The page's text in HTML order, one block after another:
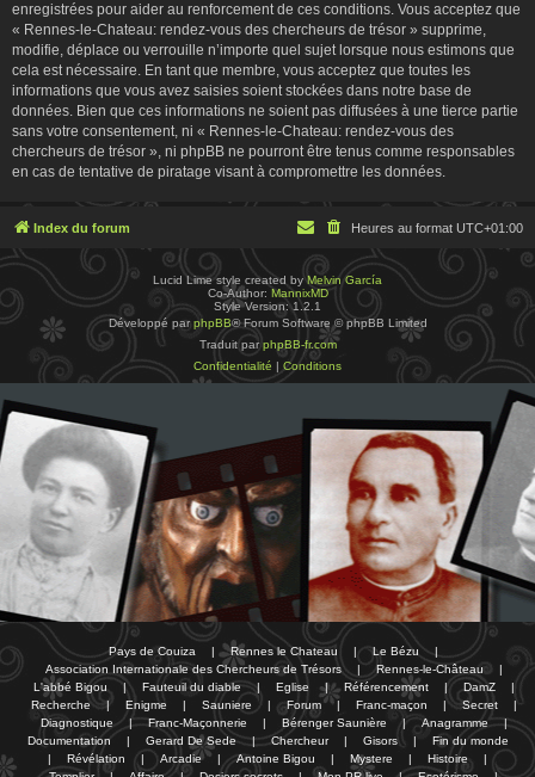
enregistrées pour aider au renforcement de ces conditions. Vous acceptez que
« Rennes-le-Chateau: rendez-vous des chercheurs de trésor » supprime,
modifie, déplace ou verrouille n’importe quel sujet lorsque nous estimons que
cela est nécessaire. En tant que membre, vous acceptez que toutes les
informations que vous avez saisies soient stockées dans notre base de
données. Bien que ces informations ne soient pas diffusées à une tierce partie
sans votre consentement, ni « Rennes-le-Chateau: rendez-vous des
chercheurs de trésor », ni phpBB ne pourront être tenus comme responsables
en cas de tentative de piratage visant à compromettre les données.
Index du forum Heures au format UTC+01:00
Lucid Lime style created by Melvin García
Co-Author: MannixMD
Style Version: 1.2.1
Développé parphpBB® Forum Software © phpBB Limited
Traduit par phpBB-fr.com
Confidentialité | Conditions
Pays de Couiza | Rennes le Chateau | Le Bézu
|
Association Internationale des Chercheurs de Trésors
| Rennes-le-Château
|
L'abbé Bigou
| Fauteuil du diable | Eglise | Référencement | DamZ
|
Recherche
| Enigme | Sauniere | Forum | Franc-maçon | Secret
|
Diagnostique
| Franc-Maçonnerie | Bérenger Saunière | Anagramme
|
Documentation
| Gerard De Sede | Chercheur | Gisors |
Fin du monde
|
Révélation | Arcadie | Antoine Bigou | Mystere | Histoire
|